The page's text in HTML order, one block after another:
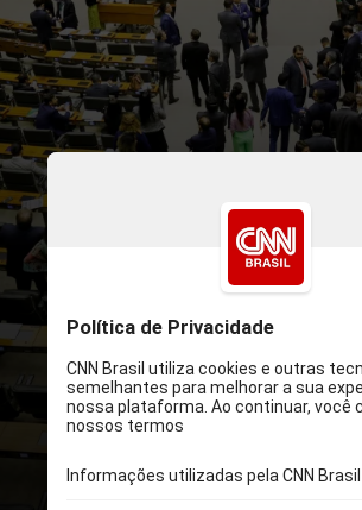
Quem integra a Mesa?
representa a
em pronunciamentos
define a pauta de votações
Plenário; supervisiona
trabalhos da Casa;
Conselho da República e o
Conselho de Defesa